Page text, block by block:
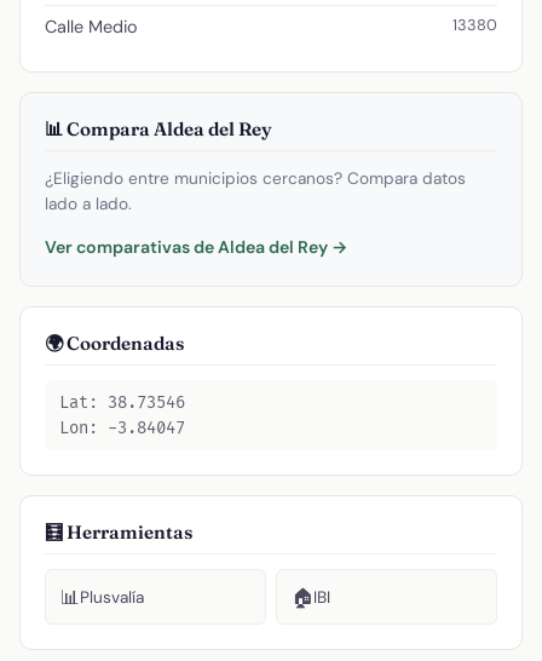
Calle Medio 13380
📊 Compara Aldea del Rey
¿Eligiendo entre municipios cercanos? Compara datos
lado a lado.
Ver comparativas de Aldea del Rey →
🌍 Coordenadas
Lat: 38.73546
Lon: -3.84047
🧮 Herramientas
📊Plusvalía 🏠IBI